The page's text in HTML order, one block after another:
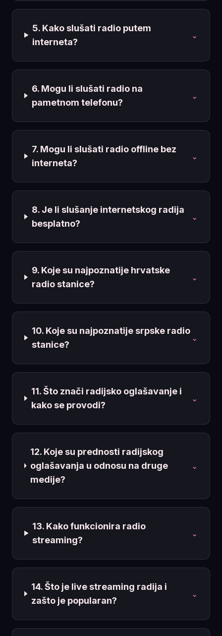
5. Kako slušati radio putem
interneta?
⌄
6. Mogu li slušati radio na
pametnom telefonu?
⌄
7. Mogu li slušati radio offline bez
interneta?
⌄
8. Je li slušanje internetskog radija
besplatno?
⌄
9. Koje su najpoznatije hrvatske
radio stanice?
⌄
10. Koje su najpoznatije srpske radio
stanice?
⌄
11. Što znači radijsko oglašavanje i
kako se provodi?
⌄
12. Koje su prednosti radijskog
oglašavanja u odnosu na druge
medije?
⌄
13. Kako funkcionira radio
streaming?
⌄
14. Što je live streaming radija i
zašto je popularan?
⌄